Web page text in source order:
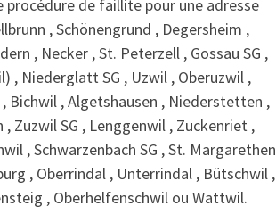
procédure de faillite pour une adresse
, Schönengrund , Degersheim ,
, Necker , St. Peterzell , Gossau SG ,
, Niederglatt SG , Uzwil , Oberuzwil ,
Bichwil , Algetshausen , Niederstetten ,
Zuzwil SG , Lenggenwil , Zuckenriet ,
, Schwarzenbach SG , St. Margarethen
, Oberrindal , Unterrindal , Bütschwil ,
, Oberhelfenschwil ou Wattwil.